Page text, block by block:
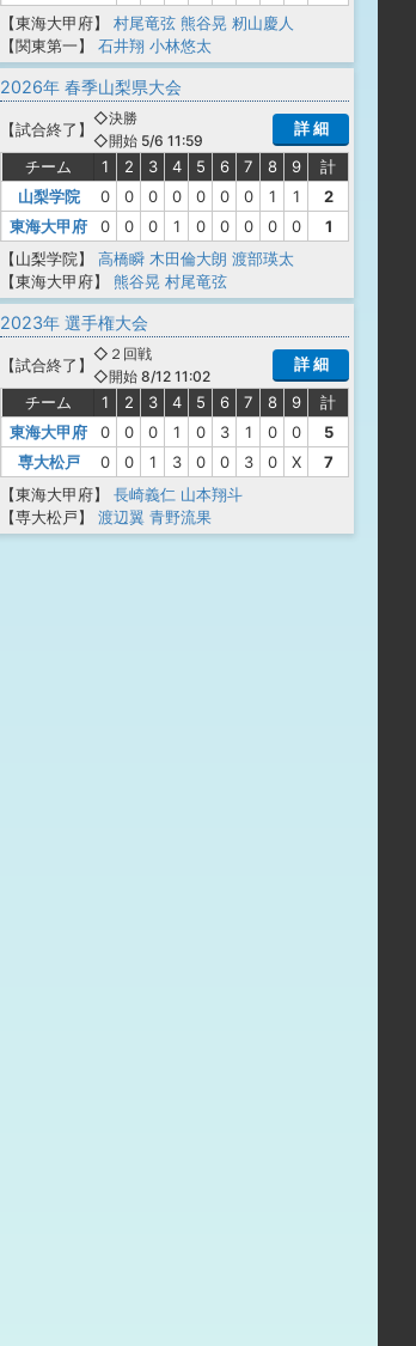
【東海大甲府】
村尾竜弦 熊谷晃 籾山慶人
【関東第一】
石井翔 小林悠太
2026年 春季山梨県大会
【試合終了 】
◇決勝
◇開始 5/6 11:59
詳 細
チーム 1 2 3 4 5 6 7 8 9
計
山梨学院
0 0 0 0 0 0 0 1 1
2
東海大甲府
0 0 0 1 0 0 0 0 0
1
【山梨学院】
高橋瞬 木田倫大朗 渡部瑛太
【東海大甲府】
熊谷晃 村尾竜弦
2023年 選手権大会
【試合終了 】
◇２回戦
◇開始 8/12 11:02
詳 細
チーム 1 2 3 4 5 6 7 8 9
計
東海大甲府
0 0 0 1 0 3 1 0 0
5
専大松戸
0 0 1 3 0 0 3 0 X
7
【東海大甲府】
長崎義仁 山本翔斗
【専大松戸】
渡辺翼 青野流果